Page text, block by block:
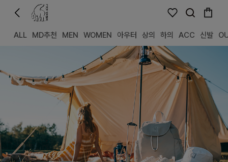
ALL MD추천 MEN WOMEN 아우터 상의 하의 ACC 신발